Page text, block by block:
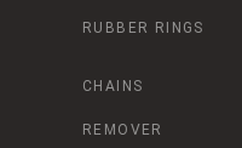
RUBBER RINGS
CHAINS
REMOVER